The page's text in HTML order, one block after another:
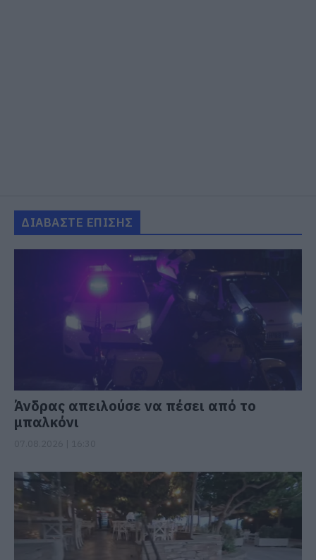
ΔΙΑΒΑΣΤΕ ΕΠΙΣΗΣ
Άνδρας απειλούσε να πέσει από το
μπαλκόνι